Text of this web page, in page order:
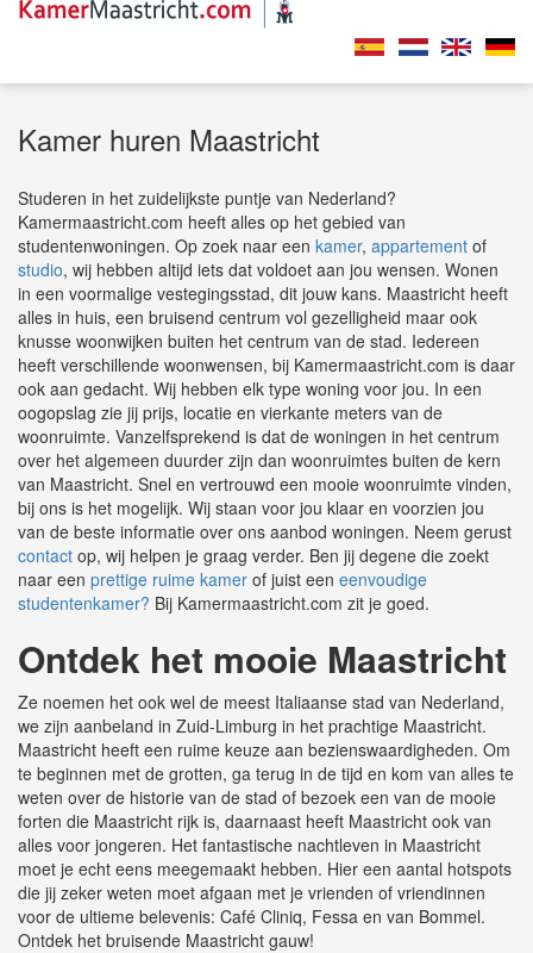
Kamer huren Maastricht
Studeren in het zuidelijkste puntje van Nederland?
Kamermaastricht.com heeft alles op het gebied van
studentenwoningen. Op zoek naar een kamer, appartement of
studio, wij hebben altijd iets dat voldoet aan jou wensen. Wonen
in een voormalige vestegingsstad, dit jouw kans. Maastricht heeft
alles in huis, een bruisend centrum vol gezelligheid maar ook
knusse woonwijken buiten het centrum van de stad. Iedereen
heeft verschillende woonwensen, bij Kamermaastricht.com is daar
ook aan gedacht. Wij hebben elk type woning voor jou. In een
oogopslag zie jij prijs, locatie en vierkante meters van de
woonruimte. Vanzelfsprekend is dat de woningen in het centrum
over het algemeen duurder zijn dan woonruimtes buiten de kern
van Maastricht. Snel en vertrouwd een mooie woonruimte vinden,
bij ons is het mogelijk. Wij staan voor jou klaar en voorzien jou
van de beste informatie over ons aanbod woningen. Neem gerust
contact op, wij helpen je graag verder. Ben jij degene die zoekt
naar een prettige ruime kamer of juist een eenvoudige
studentenkamer? Bij Kamermaastricht.com zit je goed.
Ontdek het mooie Maastricht
Ze noemen het ook wel de meest Italiaanse stad van Nederland,
we zijn aanbeland in Zuid-Limburg in het prachtige Maastricht.
Maastricht heeft een ruime keuze aan bezienswaardigheden. Om
te beginnen met de grotten, ga terug in de tijd en kom van alles te
weten over de historie van de stad of bezoek een van de mooie
forten die Maastricht rijk is, daarnaast heeft Maastricht ook van
alles voor jongeren. Het fantastische nachtleven in Maastricht
moet je echt eens meegemaakt hebben. Hier een aantal hotspots
die jij zeker weten moet afgaan met je vrienden of vriendinnen
voor de ultieme belevenis: Café Cliniq, Fessa en van Bommel.
Ontdek het bruisende Maastricht gauw!